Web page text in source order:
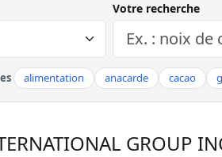
Votre recherche
alimentation anacarde cacao
GROUP